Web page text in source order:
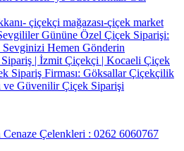
çiçekçi mağazası-çiçek market
Gününe Özel Çiçek Siparişi:
Hemen Gönderin
| İzmit Çiçekçi | Kocaeli Çiçek
Sipariş Firması: Göksallar Çiçekçilik
ve Güvenilir Çiçek Siparişi
Çelenkleri : 0262 6060767